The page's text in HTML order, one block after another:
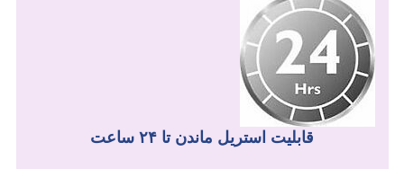
قابلیت استریل ماندن تا ۲۴ ساعت